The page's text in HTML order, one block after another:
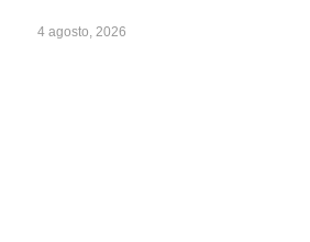
4 agosto, 2026